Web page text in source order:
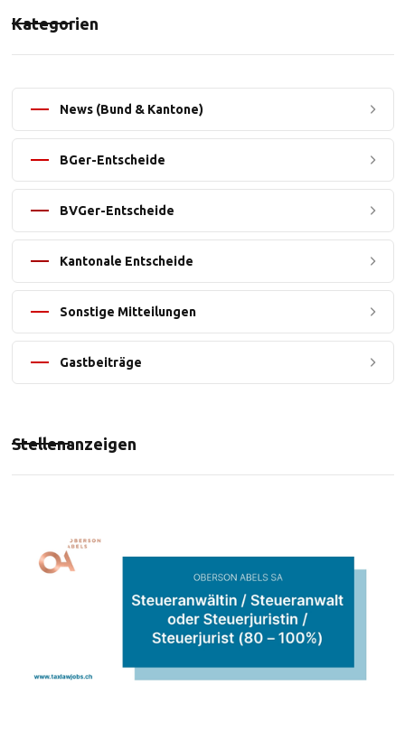
Kategorien
News (Bund & Kantone)
BGer-Entscheide
BVGer-Entscheide
Kantonale Entscheide
Sonstige Mitteilungen
Gastbeiträge
Stellenanzeigen